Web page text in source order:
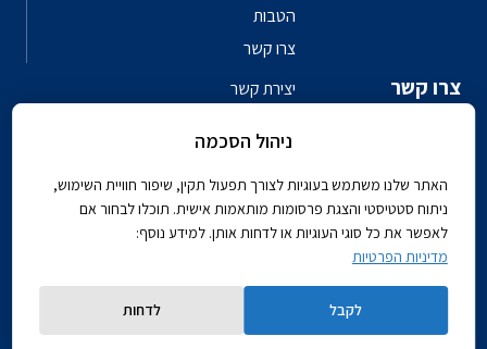
הטבות
צרו קשר
צרו קשר
יצירת קשר
ספר טלפונים פקולטי
Powered by
ניהול הסכמה
האתר שלנו משתמש בעוגיות לצורך תפעול תקין, שיפור חוויית השימוש,
ניתוח סטטיסטי והצגת פרסומות מותאמות אישית. תוכלו לבחור אם
לאפשר את כל סוגי העוגיות או לדחות אותן. למידע נוסף:
מדיניות הפרטיות
לקבל לדחות